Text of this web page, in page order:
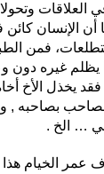
العلاقات
أن الإنسان
فمن
يظلم غيره
يخذل الأخ
بصاحبه ,
… الخ .
عمر الخيام